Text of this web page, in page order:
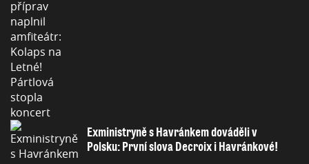
Exministryně s Havránkem dováděli v
Polsku: První slova Decroix i Havránkové!